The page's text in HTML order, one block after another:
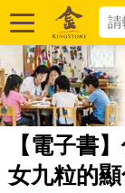
【電子書
女九粒的